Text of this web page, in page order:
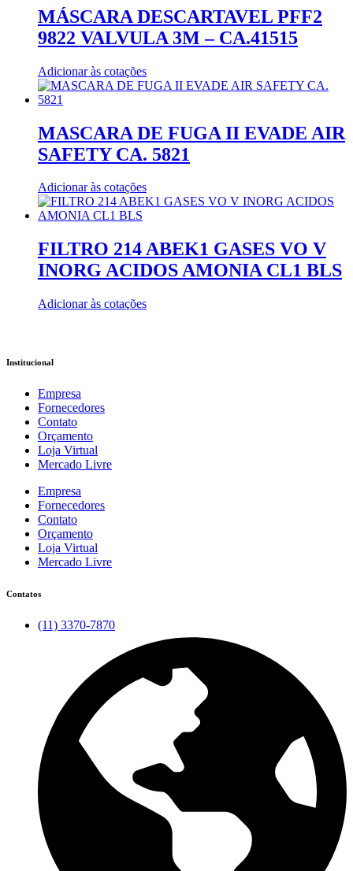
MÁSCARA DESCARTAVEL PFF2
9822 VALVULA 3M – CA.41515
Adicionar às cotações
MASCARA DE FUGA II EVADE AIR
SAFETY CA. 5821
Adicionar às cotações
FILTRO 214 ABEK1 GASES VO V
INORG ACIDOS AMONIA CL1 BLS
Adicionar às cotações
Institucional
Empresa
Fornecedores
Contato
Orçamento
Loja Virtual
Mercado Livre
Empresa
Fornecedores
Contato
Orçamento
Loja Virtual
Mercado Livre
Contatos
(11) 3370-7870